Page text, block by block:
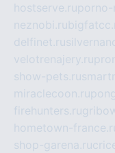
hostserve.ru
neznobi.ru
delfinet.ru
velotrenajery.ru
show-pets.ru
miraclecoon.ru
firehunters.ru
hometown-
shop-garena.ru